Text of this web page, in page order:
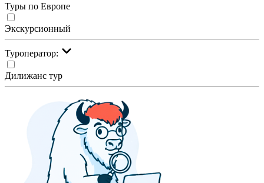
Туры по Европе
Экскурсионный
Туроператор:
Дилижанс тур